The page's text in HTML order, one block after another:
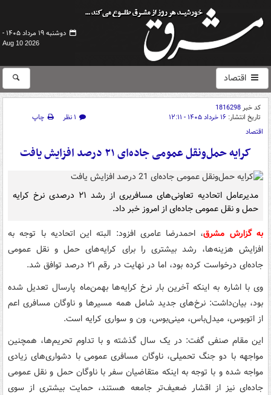
دوشنبه ۱۹ مرداد ۱۴۰۵ -
Aug 10 2026
اقتصاد
کد خبر1816298
تاریخ انتشار: ۱۶ خرداد ۱۴۰۵ - ۱۲:۱۱ ۱ نظر
چاپ
اقتصاد
کرایه حمل‌ونقل عمومی جاده‌ای ۲۱ درصد افزایش یافت
مدیرعامل اتحادیه تعاونی‌های مسافربری از رشد ۲۱ درصدی نرخ کرایه
حمل و نقل عمومی جاده‌ای از امروز خبر داد.
به گزارش مشرق، احمدرضا عامری افزود: البته این اتحادیه با توجه به
افزایش هزینه‌ها، رشد بیشتری را برای کرایه‌های حمل و نقل عمومی
جاده‌ای درخواست کرده بود، اما در نهایت در رقم ۲۱ درصد توافق شد.
وی با اشاره به اینکه آخرین بار نرخ کرایه‌ها بهمن‌ماه پارسال تعدیل شده
بود، بیان‌داشت: نرخ‌های جدید شامل همه مسیرها و ناوگان مسافری اعم
از اتوبوس، میدل‌باس، مینی‌بوس، ون و سواری کرایه است.
این مقام صنفی گفت: در یک سال گذشته و با تداوم تحریم‌ها، همچنین
مواجهه با دو جنگ تحمیلی، ناوگان مسافری عمومی با دشواری‌های زیادی
مواجه شده و با توجه به اینکه متقاضیان سفر با ناوگان حمل و نقل عمومی
جاده‌ای نیز از اقشار ضعیف‌تر جامعه هستند، حمایت بیشتری از سوی